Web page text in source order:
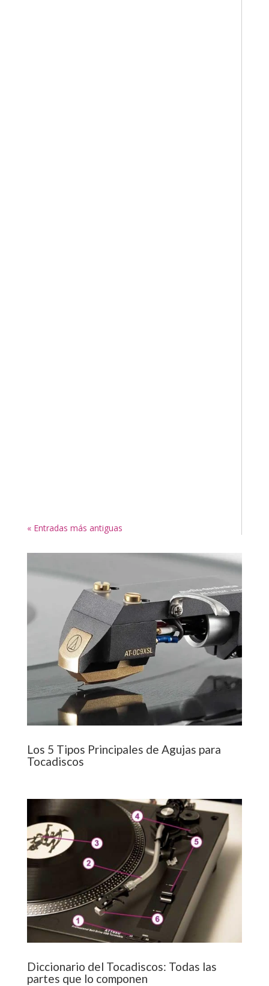
« Entradas más antiguas
Los 5 Tipos Principales de Agujas para
Tocadiscos
Diccionario del Tocadiscos: Todas las
partes que lo componen